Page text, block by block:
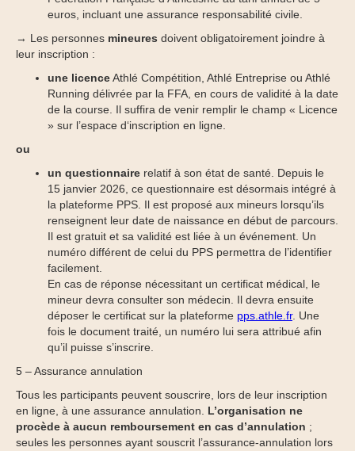
euros, incluant une assurance responsabilité civile.
→ Les personnes mineures doivent obligatoirement joindre à
leur inscription :
une licenceAthlé Compétition, Athlé Entreprise ou Athlé
Running délivrée par la FFA, en cours de validité à la date
de la course. Il suffira de venir remplir le champ « Licence
» sur l’espace d‘inscription en ligne.
ou
un questionnaire relatif à son état de santé. Depuis le
15 janvier 2026, ce questionnaire est désormais intégré à
la plateforme PPS. Il est proposé aux mineurs lorsqu’ils
renseignent leur date de naissance en début de parcours.
Il est gratuit et sa validité est liée à un événement. Un
numéro différent de celui du PPS permettra de l’identifier
facilement.
En cas de réponse nécessitant un certificat médical, le
mineur devra consulter son médecin. Il devra ensuite
déposer le certificat sur la plateforme pps.athle.fr. Une
fois le document traité, un numéro lui sera attribué afin
qu’il puisse s’inscrire.
5 – Assurance annulation
Tous les participants peuvent souscrire, lors de leur inscription
en ligne, à une assurance annulation. L’organisation ne
procède à aucun remboursement en cas d’annulation ;
seules les personnes ayant souscrit l’assurance-annulation lors